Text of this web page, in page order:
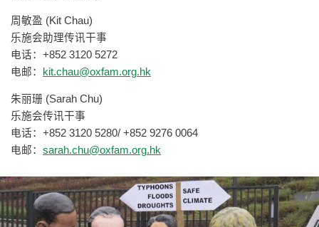
周敏盈 (Kit Chau)
乐施会助理传讯干事
电话：+852 3120 5272
电邮：
kit.chau@oxfam.org.hk
朱丽珊 (Sarah Chu)
乐施会传讯干事
电话：+852 3120 5280/ +852 9276 0064
电邮： sarah.chu@oxfam.org.hk